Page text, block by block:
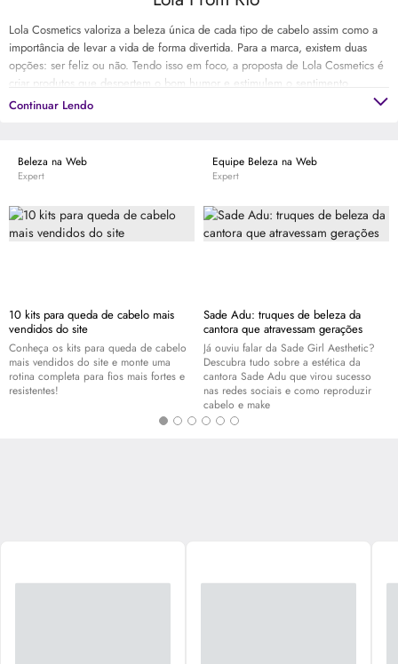
Lola Cosmetics valoriza a beleza única de cada tipo de cabelo assim como a
importância de levar a vida de forma divertida. Para a marca, existem duas
opções: ser feliz ou não. Tendo isso em foco, a proposta de Lola Cosmetics é
criar produtos que despertem o bom humor e estimulem o sentimento
inovador e único de poder usar os fios da forma desejada com muito estilo e
Continuar Lendo
Beleza na Web
Expert
10 kits para queda de cabelo mais
vendidos do site
Conheça os kits para queda de cabelo
mais vendidos do site e monte uma
rotina completa para fios mais fortes e
resistentes!
Equipe Beleza na Web
Expert
Sade Adu: truques de beleza da
cantora que atravessam gerações
Já ouviu falar da Sade Girl Aesthetic?
Descubra tudo sobre a estética da
cantora Sade Adu que virou sucesso
nas redes sociais e como reproduzir
cabelo e make